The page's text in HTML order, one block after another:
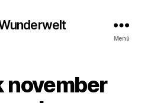
Menü
november